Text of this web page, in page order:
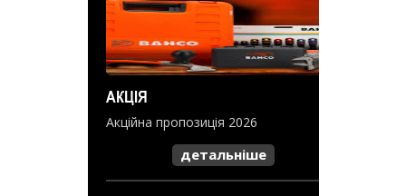
АКЦІЯ
Акційна пропозиція 2026
детальніше